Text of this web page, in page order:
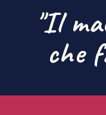
"Il
che